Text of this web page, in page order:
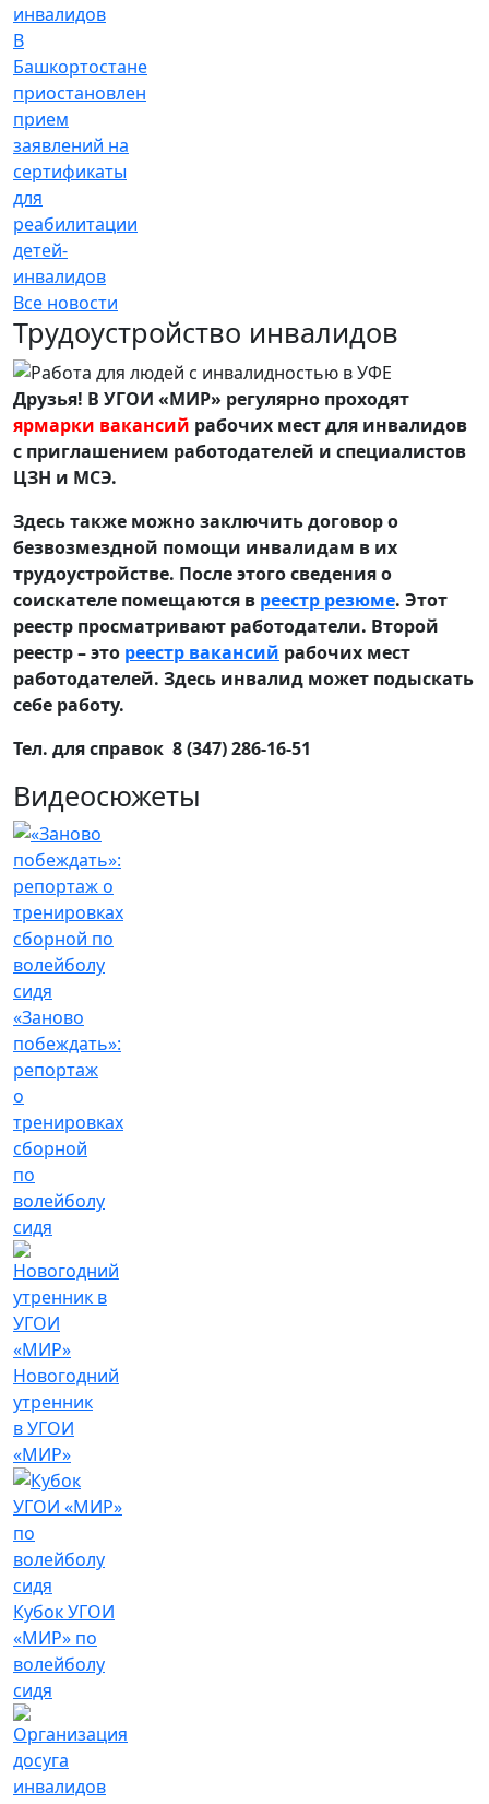
В
Башкортостане
приостановлен
прием
заявлений на
сертификаты
для
реабилитации
детей-
инвалидов
Все новости
Трудоустройство инвалидов
Друзья! В УГОИ «МИР» регулярно проходят
ярмарки вакансий рабочих мест для инвалидов
с приглашением работодателей и специалистов
ЦЗН и МСЭ.
Здесь также можно заключить договор о
безвозмездной помощи инвалидам в их
трудоустройстве. После этого сведения о
соискателе помещаются в реестр резюме. Этот
реестр просматривают работодатели. Второй
реестр – это реестр вакансий рабочих мест
работодателей. Здесь инвалид может подыскать
себе работу.
Тел. для справок 8 (347) 286-16-51
Видеосюжеты
«Заново
побеждать»:
репортаж
о
тренировках
сборной
по
волейболу
сидя
Новогодний
утренник
в УГОИ
«МИР»
Кубок УГОИ
«МИР» по
волейболу
сидя